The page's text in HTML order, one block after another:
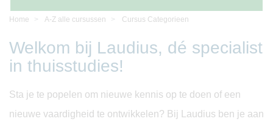
Home A-Z alle cursussen Cursus Categorieen
Welkom bij Laudius, dé specialist
in thuisstudies!
Sta je te popelen om nieuwe kennis op te doen of een
nieuwe vaardigheid te ontwikkelen? Bij Laudius ben je aan